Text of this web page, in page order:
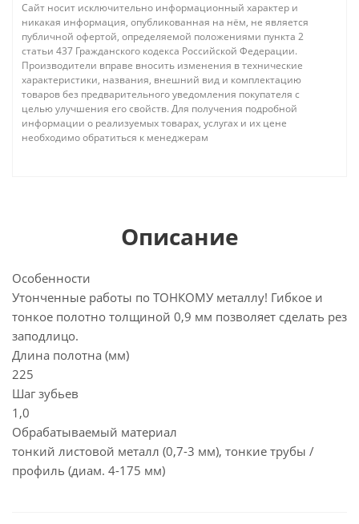
Сайт носит исключительно информационный характер и
никакая информация, опубликованная на нём, не является
публичной офертой, определяемой положениями пункта 2
статьи 437 Гражданского кодекса Российской Федерации.
Производители вправе вносить изменения в технические
характеристики, названия, внешний вид и комплектацию
товаров без предварительного уведомления покупателя с
целью улучшения его свойств. Для получения подробной
информации о реализуемых товарах, услугах и их цене
необходимо обратиться к менеджерам
Описание
Особенности
Утонченные работы по ТОНКОМУ металлу! Гибкое и
тонкое полотно толщиной 0,9 мм позволяет сделать рез
заподлицо.
Длина полотна (мм)
225
Шаг зубьев
1,0
Обрабатываемый материал
тонкий листовой металл (0,7-3 мм), тонкие трубы /
профиль (диам. 4-175 мм)